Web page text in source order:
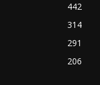
442
314
291
206